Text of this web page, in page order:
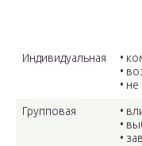
Индивидуальная
•
•
•
Групповая
•
•
•